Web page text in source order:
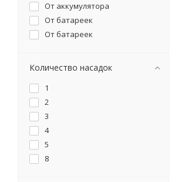
От аккумулятора
От батареек
От батареек
Количество насадок
1
2
3
4
5
8